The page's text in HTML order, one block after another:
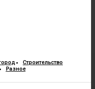
Строительство
Разное